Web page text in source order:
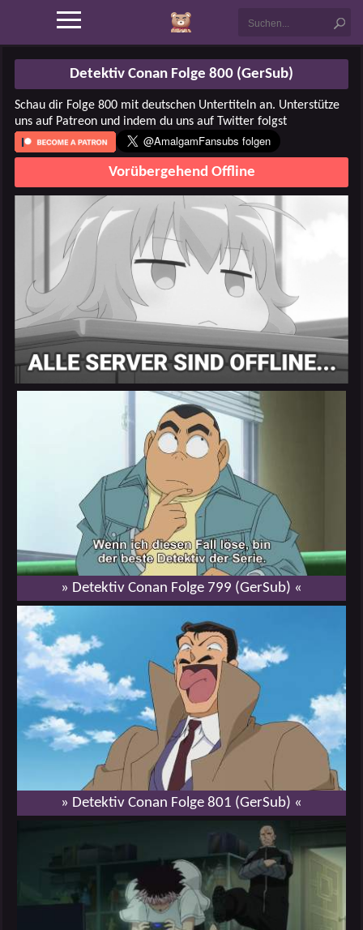
Detektiv Conan Folge 800 (GerSub)
Schau dir Folge 800 mit deutschen Untertiteln an. Unterstütze
uns auf Patreon und indem du uns auf Twitter folgst
Vorübergehend Offline
» Detektiv Conan Folge 799 (GerSub) «
» Detektiv Conan Folge 801 (GerSub) «